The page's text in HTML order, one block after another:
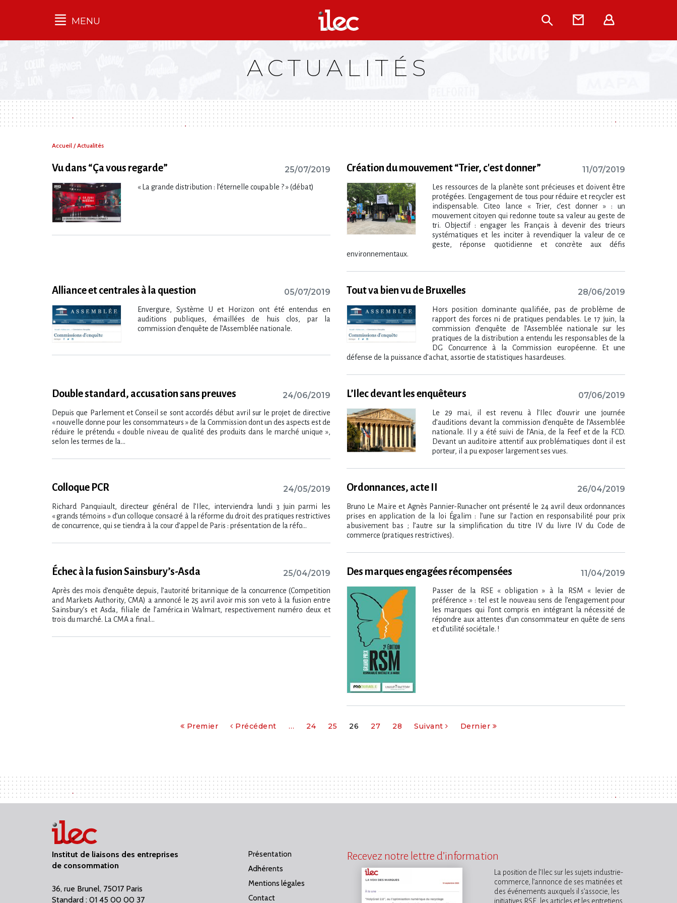
Qu'est-ce que l’Ilec
Campagnes
multimarques
MENU Rechercher
Contact
ACTUALITÉS
Vous
Accueil /Actualités
Vu dans “Ça vous regarde” 25/07/2019
« La grande distribution : l​‌’éternelle coupable ? » (débat)
Création du mouvement “Trier, c'est donner” 11/07/2019
Les ressources de la planète sont précieuses et doivent être
protégées. L’engagement de tous pour réduire et recycler est
indispensable. Citeo lance « Trier, c’est donner » : un
mouvement citoyen qui redonne toute sa valeur au geste de
tri. Objectif : engager les Français à devenir des trieurs
systématiques et les inciter à revendiquer la valeur de ce
geste, réponse quotidienne et concrète aux défis
environnementaux.
Alliance et centrales à la question 05/07/2019
Envergure, Système U et Horizon ont été entendus en
auditions publiques, émaillées de huis clos, par la
commission d’enquête de l’Assemblée nationale.
Tout va bien vu de Bruxelles 28/06/2019
Hors position dominante qualifiée, pas de problème de
rapport des forces ni de pratiques pendables. Le 17 juin, la
commission d’enquête de l’Assemblée nationale sur les
pratiques de la distribution a entendu les responsables de la
DG Concurrence à la Commission européenne. Et une
défense de la puissance d’achat, assortie de statistiques hasardeuses.
Double standard, accusation sans preuves 24/06/2019
Depuis que Parlement et Conseil se sont accordés début avril sur le projet de directive
« nouvelle donne pour les consommateurs » de la Commission dont un des aspects est de
réduire le prétendu « double niveau de qualité des produits dans le marché unique »,
selon les termes de la...
L’Ilec devant les enquêteurs 07/06/2019
Le 29 mai, il est revenu à l’Ilec d’ouvrir une journée
d’auditions devant la commission d’enquête de l’Assemblée
nationale. Il y a été suivi de l’Ania, de la Feef et de la FCD.
Devant un auditoire attentif aux problématiques dont il est
porteur, il a pu exposer largement ses vues.
Colloque PCR 24/05/2019
Richard Panquiault, directeur général de l’Ilec, interviendra lundi 3 juin parmi les
« grands témoins » d’un colloque consacré à la réforme du droit des pratiques restrictives
de concurrence, qui se tiendra à la cour d’appel de Paris : présentation de la réfo...
Ordonnances, acte II 26/04/2019
Bruno Le Maire et Agnès Pannier-Runacher ont présenté le 24 avril deux ordonnances
prises en application de la loi Égalim : l’une sur l’action en responsabilité pour prix
abusivement bas ; l’autre sur la simplification du titre IV du livre IV du Code de
commerce (pratiques restrictives).
Échec à la fusion Sainsbury’s-Asda 25/04/2019
Après des mois d’enquête depuis, l’autorité britannique de la concurrence (Competition
and Markets Authority, CMA) a annoncé le 25 avril avoir mis son veto à la fusion entre
Sainsbury’s et Asda, filiale de l’américain Walmart, respectivement numéro deux et
trois du marché. La CMA a final...
Des marques engagées récompensées 11/04/2019
Passer de la RSE « obligation » à la RSM « levier de
préférence » : tel est le nouveau sens de l’engagement pour
les marques qui l’ont compris en intégrant la nécessité de
répondre aux attentes d’un consommateur en quête de sens
et d’utilité sociétale. !
Premier Précédent … 24 25 26 27 28 Suivant Dernier
Institut de liaisons des entreprises
de consommation
36, rue Brunel, 75017 Paris
Standard : 01 45 00 00 37
Présentation
Adhérents
Mentions légales
Contact
Recevez notre lettre d’information
La position de l’Ilec sur les sujets industrie-
commerce, l’annonce de ses matinées et
des événements auxquels il s’associe, les
initiatives RSE, les articles et les entretiens